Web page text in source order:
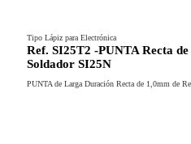
Tipo Lápiz para Electrónica
Ref. SI25T2 -PUNTA Recta
Soldador SI25N
PUNTA de Larga Duración Recta de 1,0mm de